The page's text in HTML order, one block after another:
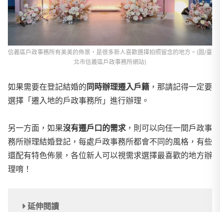
信義區戶政事務所有美美的佈景，是很多新人喜歡選擇拍照留念的地方。(圖/臺
北市信義區戶政事務所網站)
如果需要在登記結婚的 同時辦理遷入戶籍 ，那請記得一定要
選擇「遷入地的戶政事務所」進行辦理。
另一方面，如果沒有遷戶口的需求 ，則可以向任一間戶政事
務所辦理結婚登記，每處戶政事務所都會不同的風格，有些
還配有特色佈景，各位新人可以視需求選擇最喜歡的地方辦
理唷！
延伸閱讀